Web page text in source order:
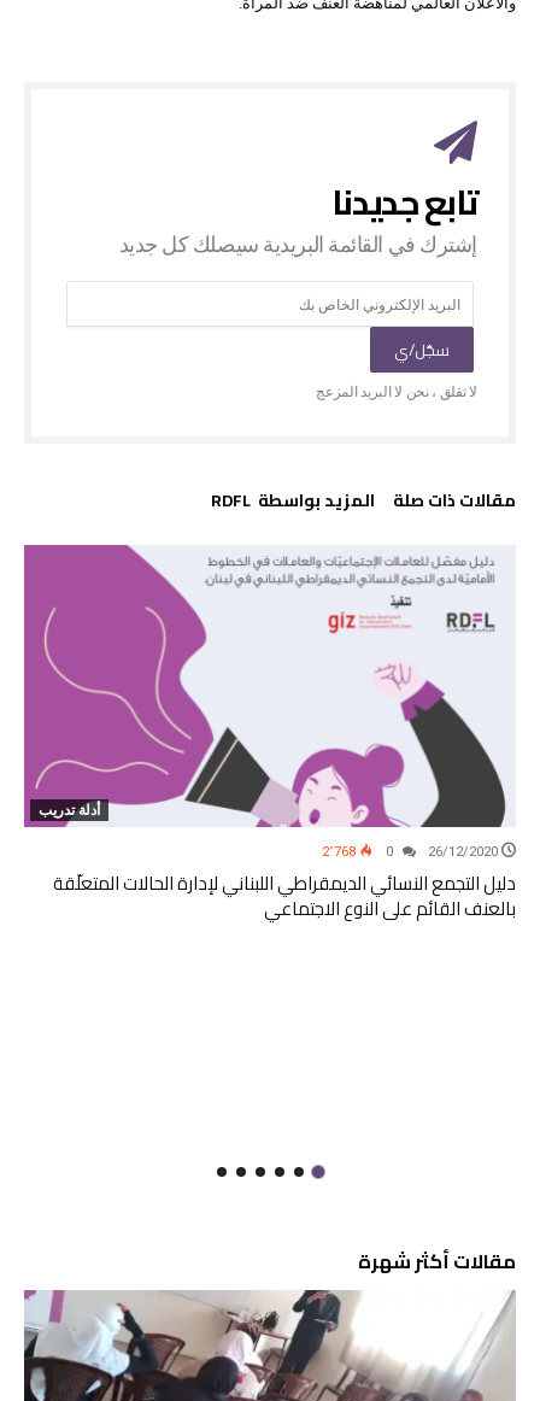
‫مقالات ذات صلة‬ ‫‫المزيد بواسطة‬ ‬ RDFL
أدلة تدريب
26/12/2020 2٬768
دليل التجمع النسائي الديمقراطي اللبناني لإدارة الحالات المتعلّقة
بالعنف القائم على النوع الاجتماعي
مقالات أكثر شهرة